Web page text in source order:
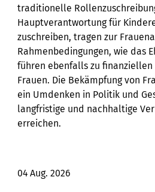
traditionelle
Hauptverantwortung für
zuschreiben, tragen zur
Rahmenbedingungen, wie das
führen ebenfalls zu
Frauen. Die Bekämpfung von
ein Umdenken in Politik und
langfristige und nachhaltige
erreichen.
04 Aug. 2026